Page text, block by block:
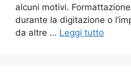
alcuni motivi.
durante la digitazione o
da altre … Leggi tutto